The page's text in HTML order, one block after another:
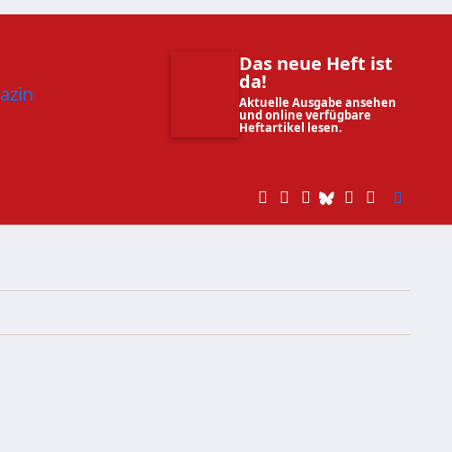
Das neue Heft ist
da!
Aktuelle Ausgabe ansehen
und online verfügbare
Heftartikel lesen.